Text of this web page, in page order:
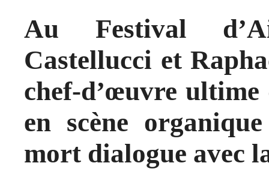
Au Festival
Castellucci et
chef-d’œuvre
en scène
mort dialogue avec